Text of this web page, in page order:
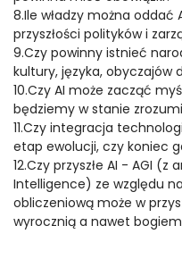
8.Ile władzy można oddać
przyszłości polityków i
9.Czy powinny istnieć
kultury, języka, obyczajów
10.Czy AI może zacząć
będziemy w stanie
11.Czy integracja
etap ewolucji, czy koniec
12.Czy przyszłe AI - AGI (z
Intelligence) ze względu
obliczeniową może w
wyrocznią a nawet